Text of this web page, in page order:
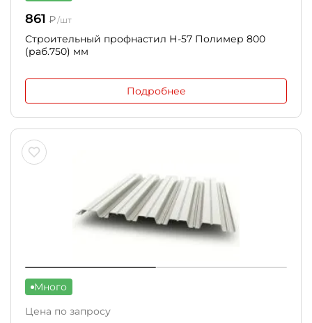
861 ₽/шт
Строительный профнастил Н-57 Полимер 800
(раб.750) мм
Подробнее
Много
Цена по запросу